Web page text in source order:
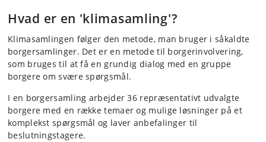
Hvad er en 'kli​masamling'?
Klimasamlingen følger den metode, man bruger i såkaldte
borgersamlinger. Det er en metode til borgerinvolvering,
som bruges til at få en grundig dialog med en gruppe
borgere om svære spørgsmål.
I en borgersamling arbejder 36 repræsentativt udvalgte
borgere med en række temaer og mulige løsninger på et
komplekst spørgsmål og laver anbefalinger til
beslutningstagere.